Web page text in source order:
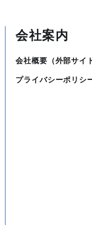
会社案内
会社概要（外部サイ
プライバシーポリシ